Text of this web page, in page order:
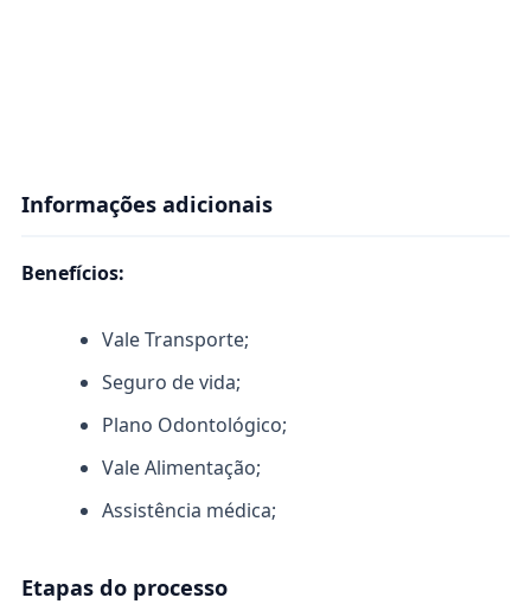
Informações adicionais
Benefícios:
Vale Transporte;
Seguro de vida;
Plano Odontológico;
Vale Alimentação;
Assistência médica;
Etapas do processo